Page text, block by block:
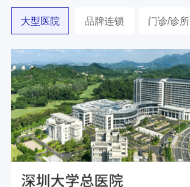
大型医院 品牌连锁 门诊/诊所